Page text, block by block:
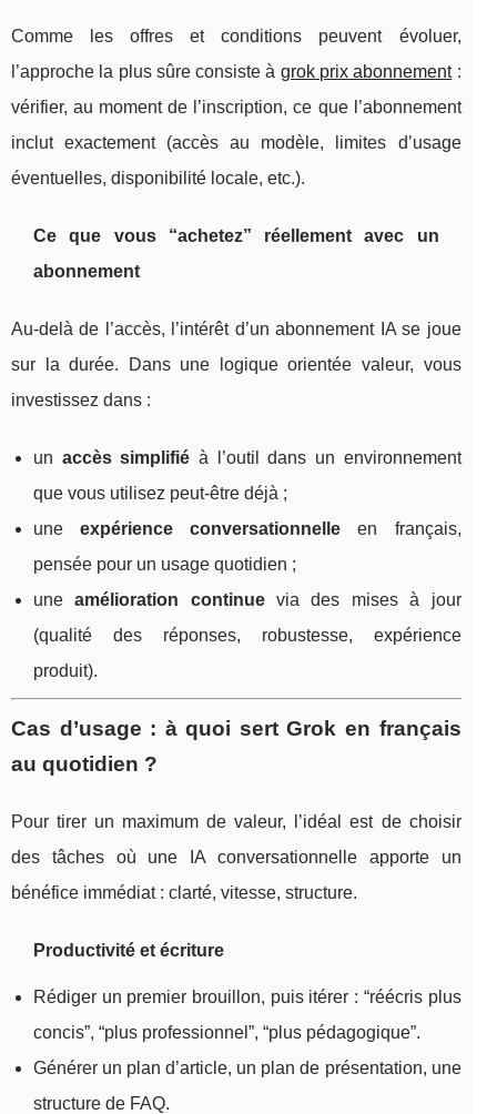
Comme les offres et conditions peuvent évoluer,
l’approche la plus sûre consiste à grok prix abonnement:
vérifier, au moment de l’inscription, ce que l’abonnement
inclut exactement (accès au modèle, limites d’usage
éventuelles, disponibilité locale, etc.).
Ce que vous “achetez” réellement avec un
abonnement
Au-delà de l’accès, l’intérêt d’un abonnement IA se joue
sur la durée. Dans une logique orientée valeur, vous
investissez dans :
un accès simplifié à l’outil dans un environnement
que vous utilisez peut-être déjà ;
uneexpérience conversationnelle en français,
pensée pour un usage quotidien ;
uneamélioration continuevia des mises à jour
(qualité des réponses, robustesse, expérience
produit).
Cas d’usage : à quoi sert Grok en français
au quotidien ?
Pour tirer un maximum de valeur, l’idéal est de choisir
des tâches où une IA conversationnelle apporte un
bénéfice immédiat : clarté, vitesse, structure.
Productivité et écriture
Rédiger un premier brouillon, puis itérer : “réécris plus
concis”, “plus professionnel”, “plus pédagogique”.
Générer un plan d’article, un plan de présentation, une
structure de FAQ.